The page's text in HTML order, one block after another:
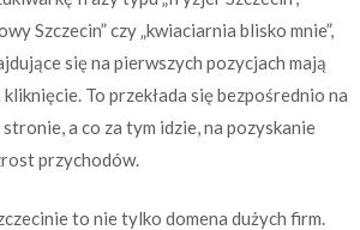
Szczecin” czy „kwiaciarnia blisko mnie”,
się na pierwszych pozycjach mają
To przekłada się bezpośrednio na
a co za tym idzie, na pozyskanie
przychodów.
to nie tylko domena dużych firm.